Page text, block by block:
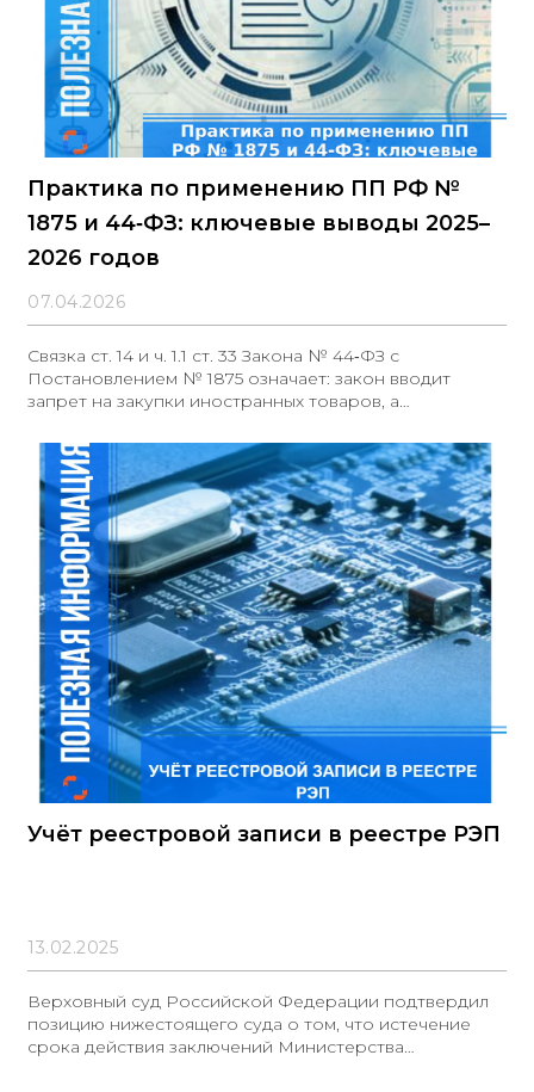
Практика по применению ПП РФ №
1875 и 44‑ФЗ: ключевые выводы 2025–
2026 годов
07.04.2026
Связка ст. 14 и ч. 1.1 ст. 33 Закона № 44‑ФЗ с
Постановлением № 1875 означает: закон вводит
запрет на закупки иностранных товаров, а
отнесения продукции к российскому
происхождению при закупках по 44‑ФЗ (п. 1 ПП №
1875). В деле указано, что заказчики установили
требования, фактически исключившие участие без
нарушения состава заявки, поскольку все товары с
регистрацией и номером в реестре РПП не
соответствовали описанию объекта закупки. Подача
заявок была невозможна
Учёт реестровой записи в реестре РЭП
13.02.2025
Верховный суд Российской Федерации подтвердил
позицию нижестоящего суда о том, что истечение
срока действия заключений Министерства